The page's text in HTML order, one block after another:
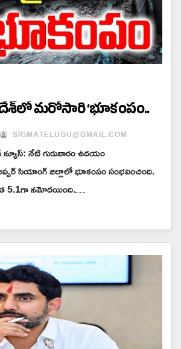
మరోసారి ‘భూకంపం..
SIGMATELUGU@GMAIL.COM
న్యూస్: నేటి గురువారం ఉదయం
సియాంగ్ జిల్లాలో భూకంపం సంభవించింది.
5.1గా నమోదయింది.…